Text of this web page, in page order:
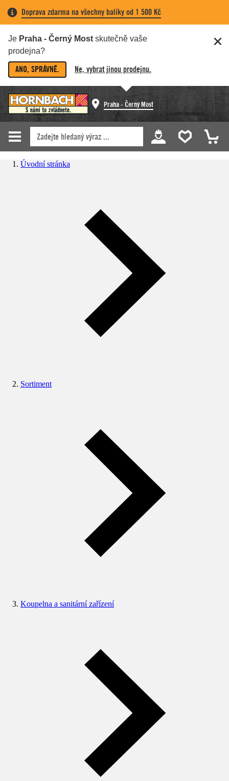
Doprava zdarma na všechny balíky od 1 500 Kč
Je Praha - Černý Most skutečně vaše
prodejna?
ANO, SPRÁVNĚ. Ne, vybrat jinou prodejnu.
Praha - Černý Most
Úvodní stránka
Sortiment
Koupelna a sanitární zařízení